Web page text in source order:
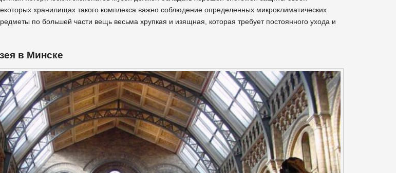
хранилищах такого комплекса важно соблюдение определенных микроклиматических
по большей части вещь весьма хрупкая и изящная, которая требует постоянного ухода и
в Минске